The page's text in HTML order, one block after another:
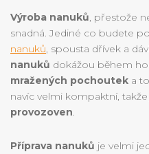
Výroba nanuků, přestože
snadná. Jediné co budete
nanuků, spousta dřívek a
nanuků dokážou během
mražených pochoutek a
navíc velmi kompaktní, takže
provozoven.
Příprava nanuků je velmi